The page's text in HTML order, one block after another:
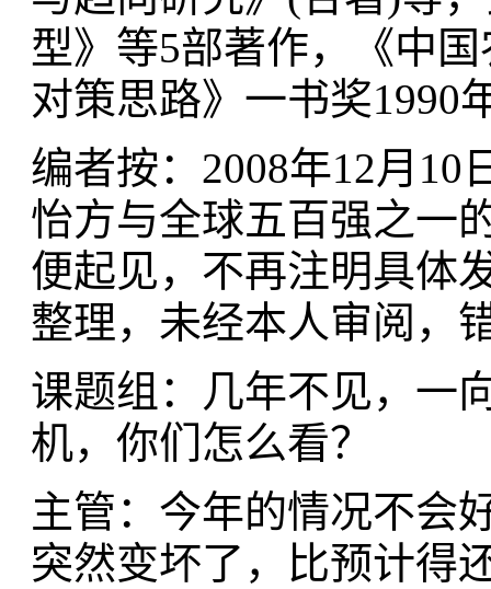
型》等5部著作，《中
对策思路》一书奖1990
编者按：2008年12月
怡方与全球五百强之一
便起见，不再注明具体
整理，未经本人审阅，
课题组：几年不见，一
机，你们怎么看？
主管：今年的情况不会
突然变坏了，比预计得